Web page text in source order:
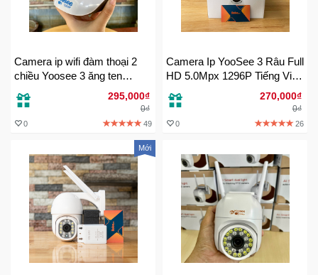
Công
Tivi
Dụng
Camera ip wifi đàm thoại 2
chiều Yoosee 3 ăng ten
FullHD 2MP chất lượng 1080
295,000₫
0₫
0 49
Camera Ip YooSee 3 Râu Full
HD 5.0Mpx 1296P Tiếng Việt
270,000₫
0₫
0 26
Mới